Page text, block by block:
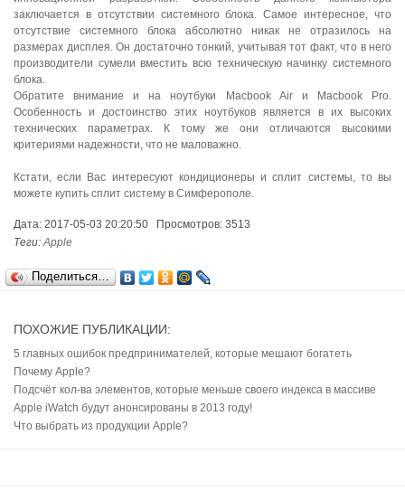
заключается в отсутствии системного блока. Самое интересное, что
отсутствие системного блока абсолютно никак не отразилось на
размерах дисплея. Он достаточно тонкий, учитывая тот факт, что в него
производители сумели вместить всю техническую начинку системного
блока.
Обратите внимание и на ноутбуки Macbook Air и Macbook Pro.
Особенность и достоинство этих ноутбуков является в их высоких
технических параметрах. К тому же они отличаются высокими
критериями надежности, что не маловажно.
Кстати, если Вас интересуют кондиционеры и сплит системы, то вы
можете купить сплит систему в Симферополе.
Дата: 2017-05-03 20:20:50 Просмотров: 3513
Теги:Apple
Поделиться…
ПОХОЖИЕ ПУБЛИКАЦИИ:
5 главных ошибок предпринимателей, которые мешают богатеть
Почему Apple?
Подсчёт кол-ва элементов, которые меньше своего индекса в массиве
Apple iWatch будут анонсированы в 2013 году!
Что выбрать из продукции Apple?